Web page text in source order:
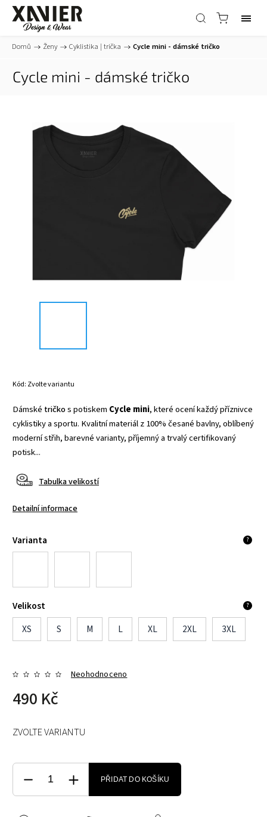
Domů / Ženy / Cyklistika | trička / Cycle mini - dámské tričko
Cycle mini - dámské tričko
Kód: Zvolte variantu
Dámské tričkos potiskem Cycle mini, které ocení každý příznivce
cyklistiky a sportu. Kvalitní materiál z 100% česané bavlny, oblíbený
moderní střih, barevné varianty, příjemný a trvalý certifikovaný
potisk...
Tabulka velikostí
Detailní informace
Varianta ?
Velikost ?
XS S M L XL 2XL 3XL
Neohodnoceno
490 Kč
ZVOLTE VARIANTU
PŘIDAT DO KOŠÍKU